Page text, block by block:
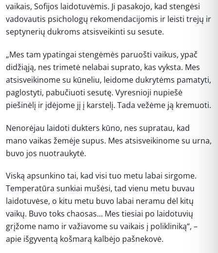
vaikais, Sofijos laidotuvėmis. Ji pasakojo, kad stengėsi
vadovautis psichologų rekomendacijomis ir leisti trejų ir
septynerių dukroms atsisveikinti su sesute.
„Mes tam ypatingai stengėmės paruošti vaikus, ypač
didžiąją, nes trimetė nelabai suprato, kas vyksta. Mes
atsisveikinome su kūneliu, leidome dukrytėms pamatyti,
paglostyti, pabučiuoti sesutę. Vyresnioji nupiešė
piešinėlį ir įdėjome jį į karstelį. Tada vežėme ją kremuoti.
Nenorėjau laidoti dukters kūno, nes supratau, kad
mano vaikas žemėje supus. Mes atsisveikinome su urna,
buvo jos nuotraukytė.
Viską apsunkino tai, kad visi tuo metu labai sirgome.
Temperatūra sunkiai mušėsi, tad vienu metu buvau
laidotuvėse, o kitu metu buvo labai neramu dėl kitų
vaikų. Buvo toks chaosas… Mes tiesiai po laidotuvių
grįžome namo ir važiavome su vaikais į polikliniką“, –
apie išgyventą košmarą kalbėjo pašnekovė.